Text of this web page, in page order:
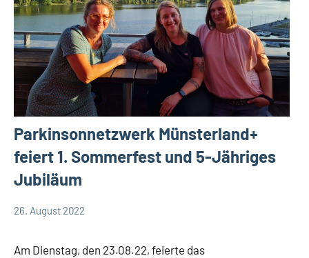
Parkinsonnetzwerk Münsterland+
feiert 1. Sommerfest und 5-Jähriges
Jubiläum
Allgemein
26. August 2022
Am Dienstag, den 23.08.22, feierte das